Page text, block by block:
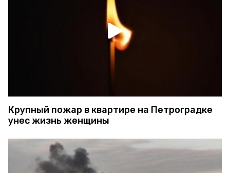
Крупный пожар в квартире на Петроградке
унес жизнь женщины